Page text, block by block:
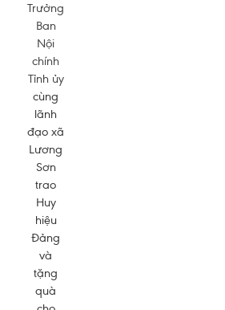
Trưởng
Ban
Nội
chính
Tỉnh ủy
cùng
lãnh
đạo xã
Lương
Sơn
trao
Huy
hiệu
Đảng
và
tặng
quà